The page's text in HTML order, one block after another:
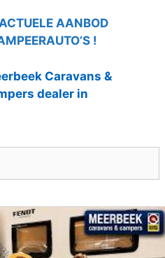
AANBOD
!
Caravans &
dealer in